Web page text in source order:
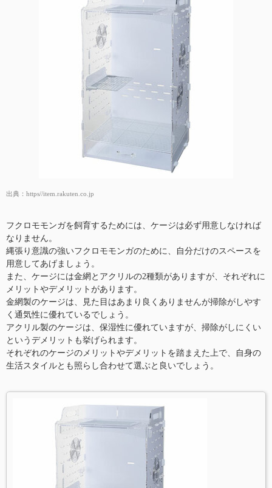
出典： https//item.rakuten.co.jp
フクロモモンガを飼育するためには、ケージは必ず用意しなければ
なりません。
縄張り意識の強いフクロモモンガのために、自分だけのスペースを
用意してあげましょう。
また、ケージには金網とアクリルの2種類がありますが、それぞれに
メリットやデメリットがあります。
金網製のケージは、見た目はあまり良くありませんが掃除がしやす
く通気性に優れているでしょう。
アクリル製のケージは、保湿性に優れていますが、掃除がしにくい
というデメリットも挙げられます。
それぞれのケージのメリットやデメリットを踏まえた上で、自身の
生活スタイルとも照らし合わせて選ぶと良いでしょう。